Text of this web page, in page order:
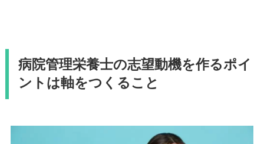
病院管理栄養士の志望動機を作るポイ
ントは軸をつくること